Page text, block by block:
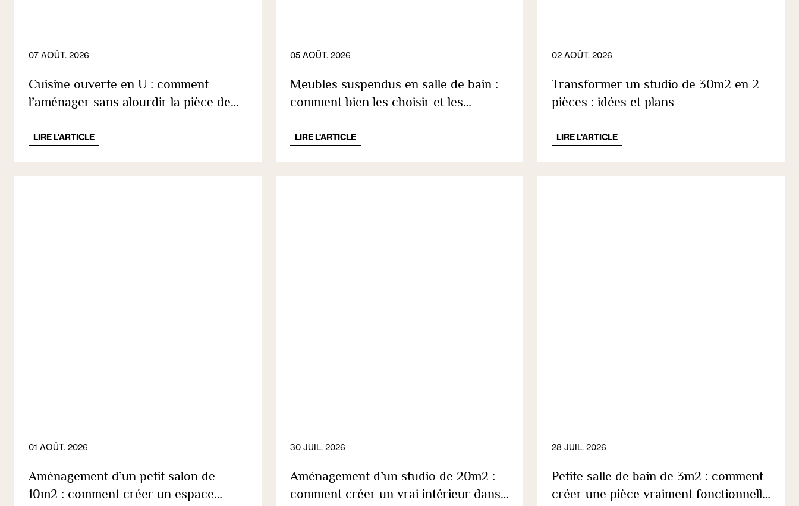
07 AOÛT. 2026
Cuisine ouverte en U : comment
l’aménager sans alourdir la pièce de
LIRE L'ARTICLE
05 AOÛT. 2026
Meubles suspendus en salle de bain :
comment bien les choisir et les
LIRE L'ARTICLE
02 AOÛT. 2026
Transformer un studio de 30m2 en 2
pièces : idées et plans
LIRE L'ARTICLE
01 AOÛT. 2026
Aménagement d’un petit salon de
10m2 : comment créer un espace
30 JUIL. 2026
Aménagement d’un studio de 20m2 :
comment créer un vrai intérieur dans
28 JUIL. 2026
Petite salle de bain de 3m2 : comment
créer une pièce vraiment fonctionnelle